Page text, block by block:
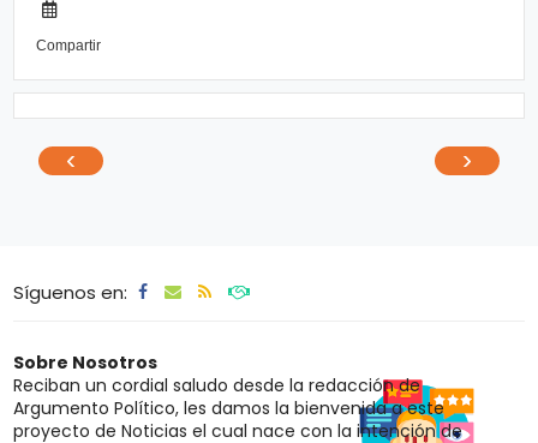
Compartir
‹ ›
Síguenos en:
Sobre Nosotros
Reciban un cordial saludo desde la redacción de
Argumento Político, les damos la bienvenida a este
proyecto de Noticias el cual nace con la intención de